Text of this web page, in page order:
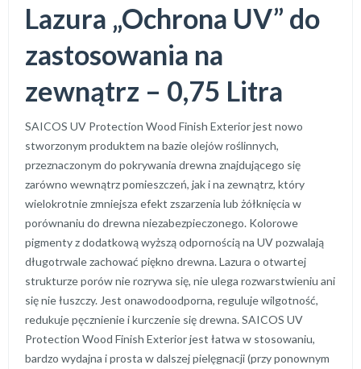
Lazura „Ochrona UV” do
zastosowania na
zewnątrz – 0,75 Litra
SAICOS UV Protection Wood Finish Exterior jest nowo
stworzonym produktem na bazie olejów roślinnych,
przeznaczonym do pokrywania drewna znajdującego się
zarówno wewnątrz pomieszczeń, jak i na zewnątrz, który
wielokrotnie zmniejsza efekt zszarzenia lub żółknięcia w
porównaniu do drewna niezabezpieczonego. Kolorowe
pigmenty z dodatkową wyższą odpornością na UV pozwalają
długotrwale zachować piękno drewna. Lazura o otwartej
strukturze porów nie rozrywa się, nie ulega rozwarstwieniu ani
się nie łuszczy. Jest onawodoodporna, reguluje wilgotność,
redukuje pęcznienie i kurczenie się drewna. SAICOS UV
Protection Wood Finish Exterior jest łatwa w stosowaniu,
bardzo wydajna i prosta w dalszej pielęgnacji (przy ponownym